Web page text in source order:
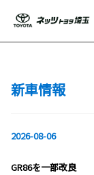
新車情報
2026-08-06
GR86を一部改良